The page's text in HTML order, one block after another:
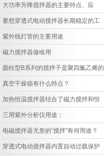
大功率升降搅拌器的主要特点、应
用、使用和维护
要想穿透式电动搅拌器长期稳定的工
作，需做到这几点！
紫外线灯管的主要用途
磁力搅拌器做啥用
圆柱型B系列的搅拌子是聚四氟乙烯的
么
真空干燥箱有什么特点？
加热恒温搅拌器结合了磁力搅拌和恒
温控制两种功能
三用紫外分析仪用途：
电磁搅拌器无形的“搅拌”有何用途？
穿透式电动搅拌器内置自动过载保护